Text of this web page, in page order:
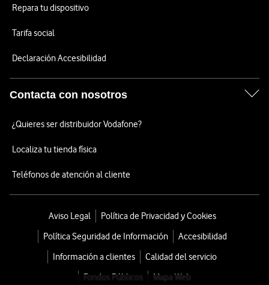
Repara tu dispositivo
Tarifa social
Declaración Accesibilidad
Contacta con nosotros
¿Quieres ser distribuidor Vodafone?
Localiza tu tienda física
Teléfonos de atención al cliente
Aviso Legal
Política de Privacidad y Cookies
Política Seguridad de Información
Accesibilidad
Información a clientes
Calidad del servicio
Fondos Públicos
Mapa Web